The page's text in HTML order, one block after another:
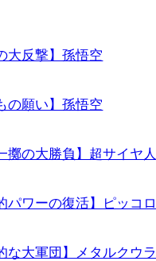
大反撃】孫悟空
の願い】孫悟空
擲の大勝負】超サイヤ
パワーの復活】ピッコ
な大軍団】メタルクウ